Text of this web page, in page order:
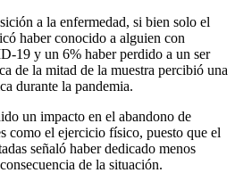
a la enfermedad, si bien solo el
haber conocido a alguien con
19 y un 6% haber perdido a un ser
de la mitad de la muestra percibió una
durante la pandemia.
un impacto en el abandono de
como el ejercicio físico, puesto que el
señaló haber dedicado menos
de la situación.